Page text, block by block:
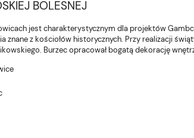
BOLESNEJ
jest charakterystycznym dla projektów
znane z kościołów historycznych. Przy realizacji
Burzec opracował bogatą dekorację